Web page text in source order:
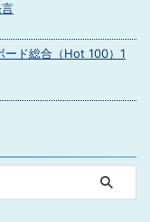
ード総合（Hot 100）1